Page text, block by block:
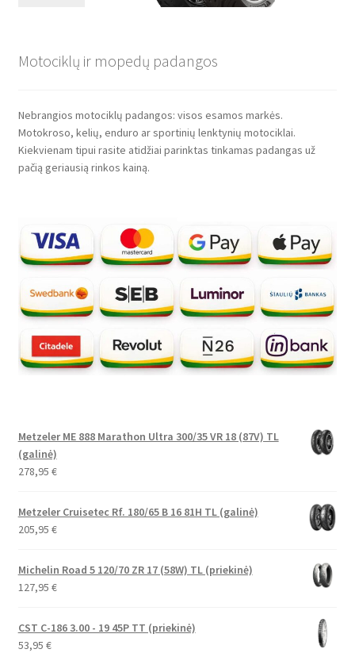
Motociklų ir mopedų padangos
Nebrangios motociklų padangos: visos esamos markės.
Motokroso, kelių, enduro ar sportinių lenktynių motociklai.
Kiekvienam tipui rasite atidžiai parinktas tinkamas padangas už
pačią geriausią rinkos kainą.
Metzeler ME 888 Marathon Ultra 300/35 VR 18 (87V) TL
(galinė)
278,95 €
Metzeler Cruisetec Rf. 180/65 B 16 81H TL (galinė)
205,95 €
Michelin Road 5 120/70 ZR 17 (58W) TL (priekinė)
127,95 €
CST C-186 3.00 - 19 45P TT (priekinė)
53,95 €